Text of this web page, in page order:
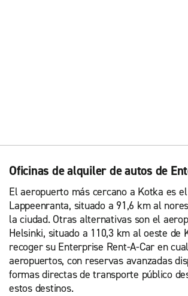
Oficinas de alquiler de autos de
El aeropuerto más cercano a Kotka es
Lappeenranta, situado a 91,6 km al
la ciudad. Otras alternativas son el
Helsinki, situado a 110,3 km al oeste de
recoger su Enterprise Rent-A-Car en
aeropuertos, con reservas avanzadas
formas directas de transporte público
estos destinos.